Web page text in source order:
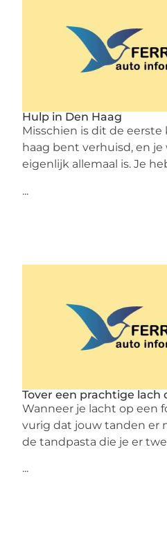
Hulp in Den Haag
Misschien is dit de eerste
haag bent verhuisd, en
eigenlijk allemaal is. Je
...
Tover een prachtige lach
Wanneer je lacht op een
vurig dat jouw tanden er
de tandpasta die je er
...